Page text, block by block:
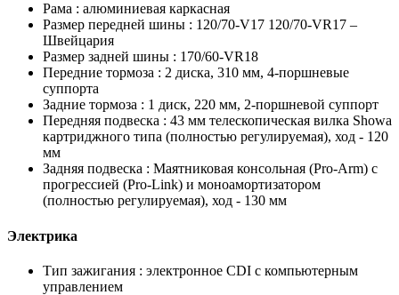
Рама : алюминиевая каркасная
Размер передней шины : 120/70-V17 120/70-VR17 –
Швейцария
Размер задней шины : 170/60-VR18
Передние тормоза : 2 диска, 310 мм, 4-поршневые
суппорта
Задние тормоза : 1 диск, 220 мм, 2-поршневой суппорт
Передняя подвеска : 43 мм телескопическая вилка Showa
картриджного типа (полностью регулируемая), ход - 120
мм
Задняя подвеска : Маятниковая консольная (Pro-Arm) с
прогрессией (Pro-Link) и моноамортизатором
(полностью регулируемая), ход - 130 мм
Электрика
Тип зажигания : электронное CDI с компьютерным
управлением